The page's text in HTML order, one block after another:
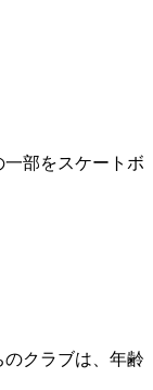
部をスケートボ
クラブは、年齢